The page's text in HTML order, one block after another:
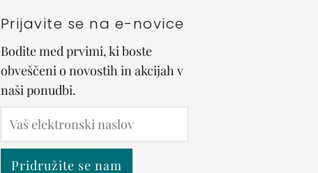
Prijavite se na e-novice
Bodite med prvimi, ki boste
obveščeni o novostih in akcijah v
naši ponudbi.
Vaš